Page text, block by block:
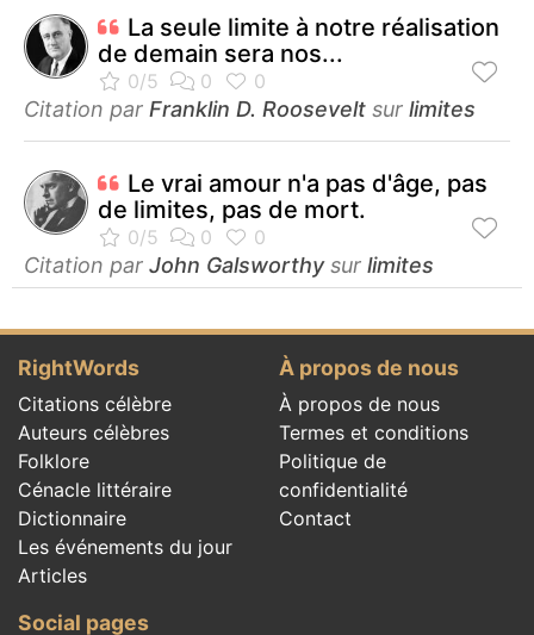
La seule limite à notre réalisation
de demain sera nos...
Citation par Franklin D. Roosevelt sur limites
Le vrai amour n'a pas d'âge, pas
de limites, pas de mort.
Citation par John Galsworthysur limites
RightWords
Citations célèbre
Auteurs célèbres
Folklore
Cénacle littéraire
Dictionnaire
Les événements du jour
Articles
À propos de nous
À propos de nous
Termes et conditions
Politique de
confidentialité
Contact
Social pages